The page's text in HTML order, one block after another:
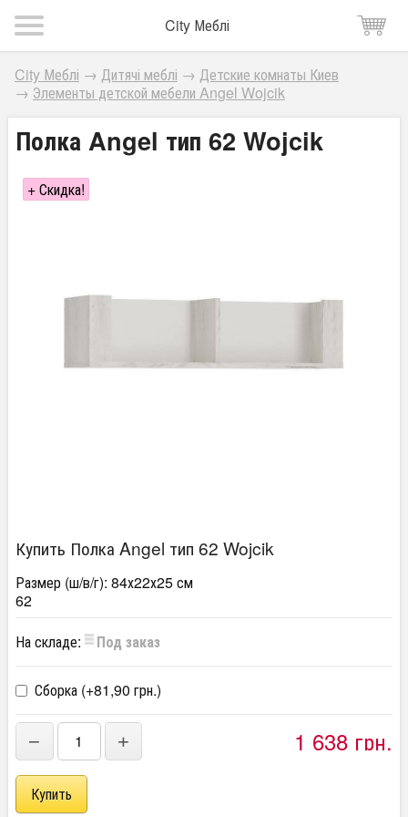
City Меблі
City Меблі → Дитячі меблі → Детские комнаты Киев
→ Элементы детской мебели Angel Wojcik
Полка Angel тип 62 Wojcik
+ Скидка!
Купить Полка Angel тип 62 Wojcik
Размер (ш/в/г): 84х22х25 см
62
На складе:
Под заказ
Сборка (+81,90 грн.)
− + 1 638 грн.